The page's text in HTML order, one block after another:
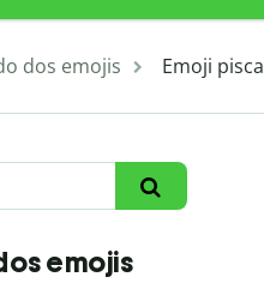
dos emojis Emoji
emojis